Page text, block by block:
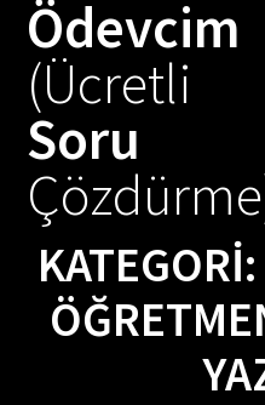
Ödevcim
(Ücretli
Soru
KATEGORI: